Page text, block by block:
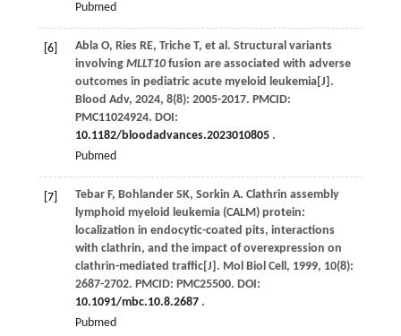
Pubmed
[6] Abla O, Ries RE, Triche T, et al. Structural variants
involving MLLT10fusion are associated with adverse
outcomes in pediatric acute myeloid leukemia[J].
Blood Adv, 2024, 8(8): 2005-2017. PMCID:
PMC11024924. DOI:
10.1182/bloodadvances.2023010805.
Pubmed
[7] Tebar F, Bohlander SK, Sorkin A. Clathrin assembly
lymphoid myeloid leukemia (CALM) protein:
localization in endocytic-coated pits, interactions
with clathrin, and the impact of overexpression on
clathrin-mediated traffic[J]. Mol Biol Cell, 1999, 10(8):
2687-2702. PMCID: PMC25500. DOI:
10.1091/mbc.10.8.2687.
Pubmed